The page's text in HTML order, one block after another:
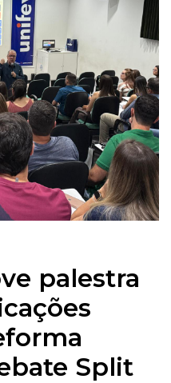
palestra
Split